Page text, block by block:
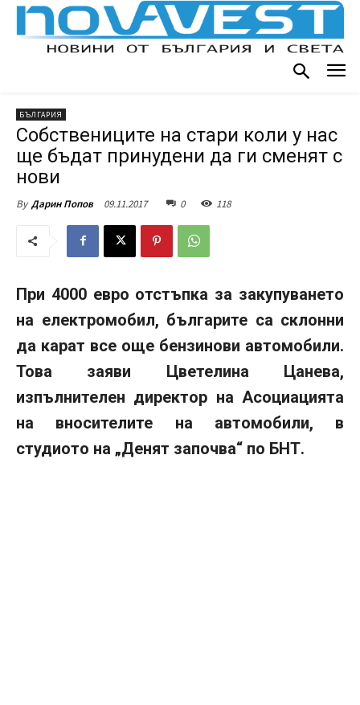
БЪЛГАРИЯ
Собствениците на стари коли у нас
ще бъдат принудени да ги сменят с
нови
By Дарин Попов 09.11.2017 0 118
При 4000 евро отстъпка за закупуването
на електромобил, българите са склонни
да карат все още бензинови автомобили.
Това заяви Цветелина Цанева,
изпълнителен директор на Асоциацията
на вносителите на автомобили, в
студиото на „Денят започва“ по БНТ.